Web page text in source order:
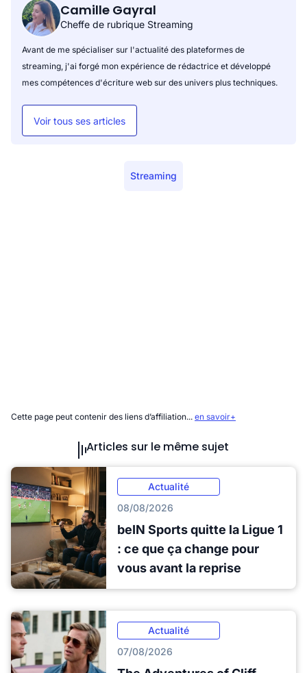
Camille Gayral
Cheffe de rubrique Streaming
Avant de me spécialiser sur l'actualité des plateformes de
streaming, j'ai forgé mon expérience de rédactrice et développé
mes compétences d'écriture web sur des univers plus techniques.
Voir tous ses articles
Streaming
Cette page peut contenir des liens d’affiliation... en savoir+
Articles sur le même sujet
Actualité
08/08/2026
beIN Sports quitte la Ligue 1
: ce que ça change pour
vous avant la reprise
Actualité
07/08/2026